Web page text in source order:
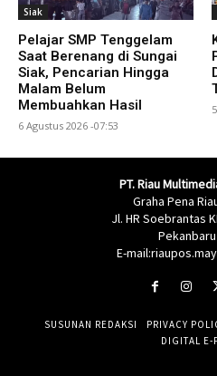
Siak
Pelajar SMP Tenggelam
Saat Berenang di Sungai
Siak, Pencarian Hingga
Malam Belum
Membuahkan Hasil
6 Agustus 2026 -07:53
PT. Riau
Graha Pena
Jl. HR Soebrantas
Pekanbaru
E-
SUSUNAN REDAKSI PRIVACY
DIGITAL E-